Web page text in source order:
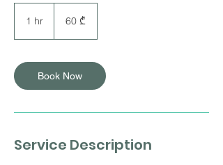
1 hr
ქართული
ლარი60 ₾
Book Now
Service Description